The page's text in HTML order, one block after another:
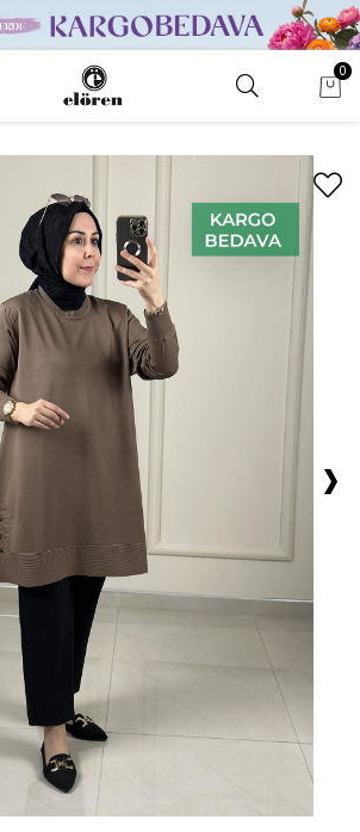
0
›